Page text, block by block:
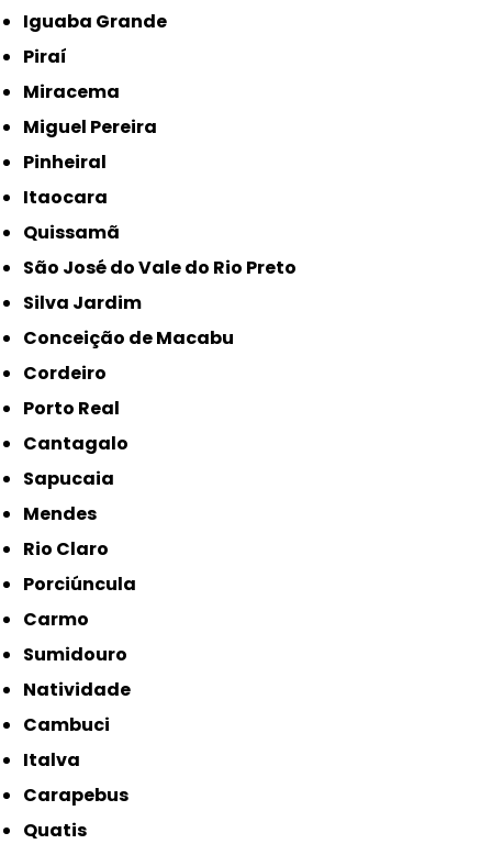
Iguaba Grande
Piraí
Miracema
Miguel Pereira
Pinheiral
Itaocara
Quissamã
São José do Vale do Rio Preto
Silva Jardim
Conceição de Macabu
Cordeiro
Porto Real
Cantagalo
Sapucaia
Mendes
Rio Claro
Porciúncula
Carmo
Sumidouro
Natividade
Cambuci
Italva
Carapebus
Quatis